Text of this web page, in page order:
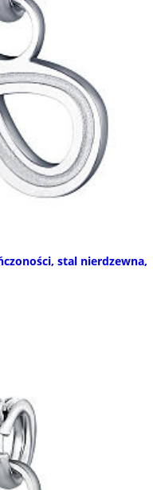
stal nierdzewna,